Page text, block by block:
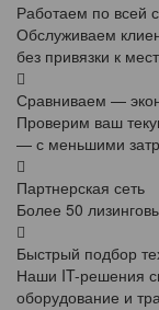
Работаем по всей
Обслуживаем
без привязки к
Сравниваем —
Проверим ваш
— с меньшими
Партнерская сеть
Более 50
Быстрый подбор
Наши IT-решения
оборудование и